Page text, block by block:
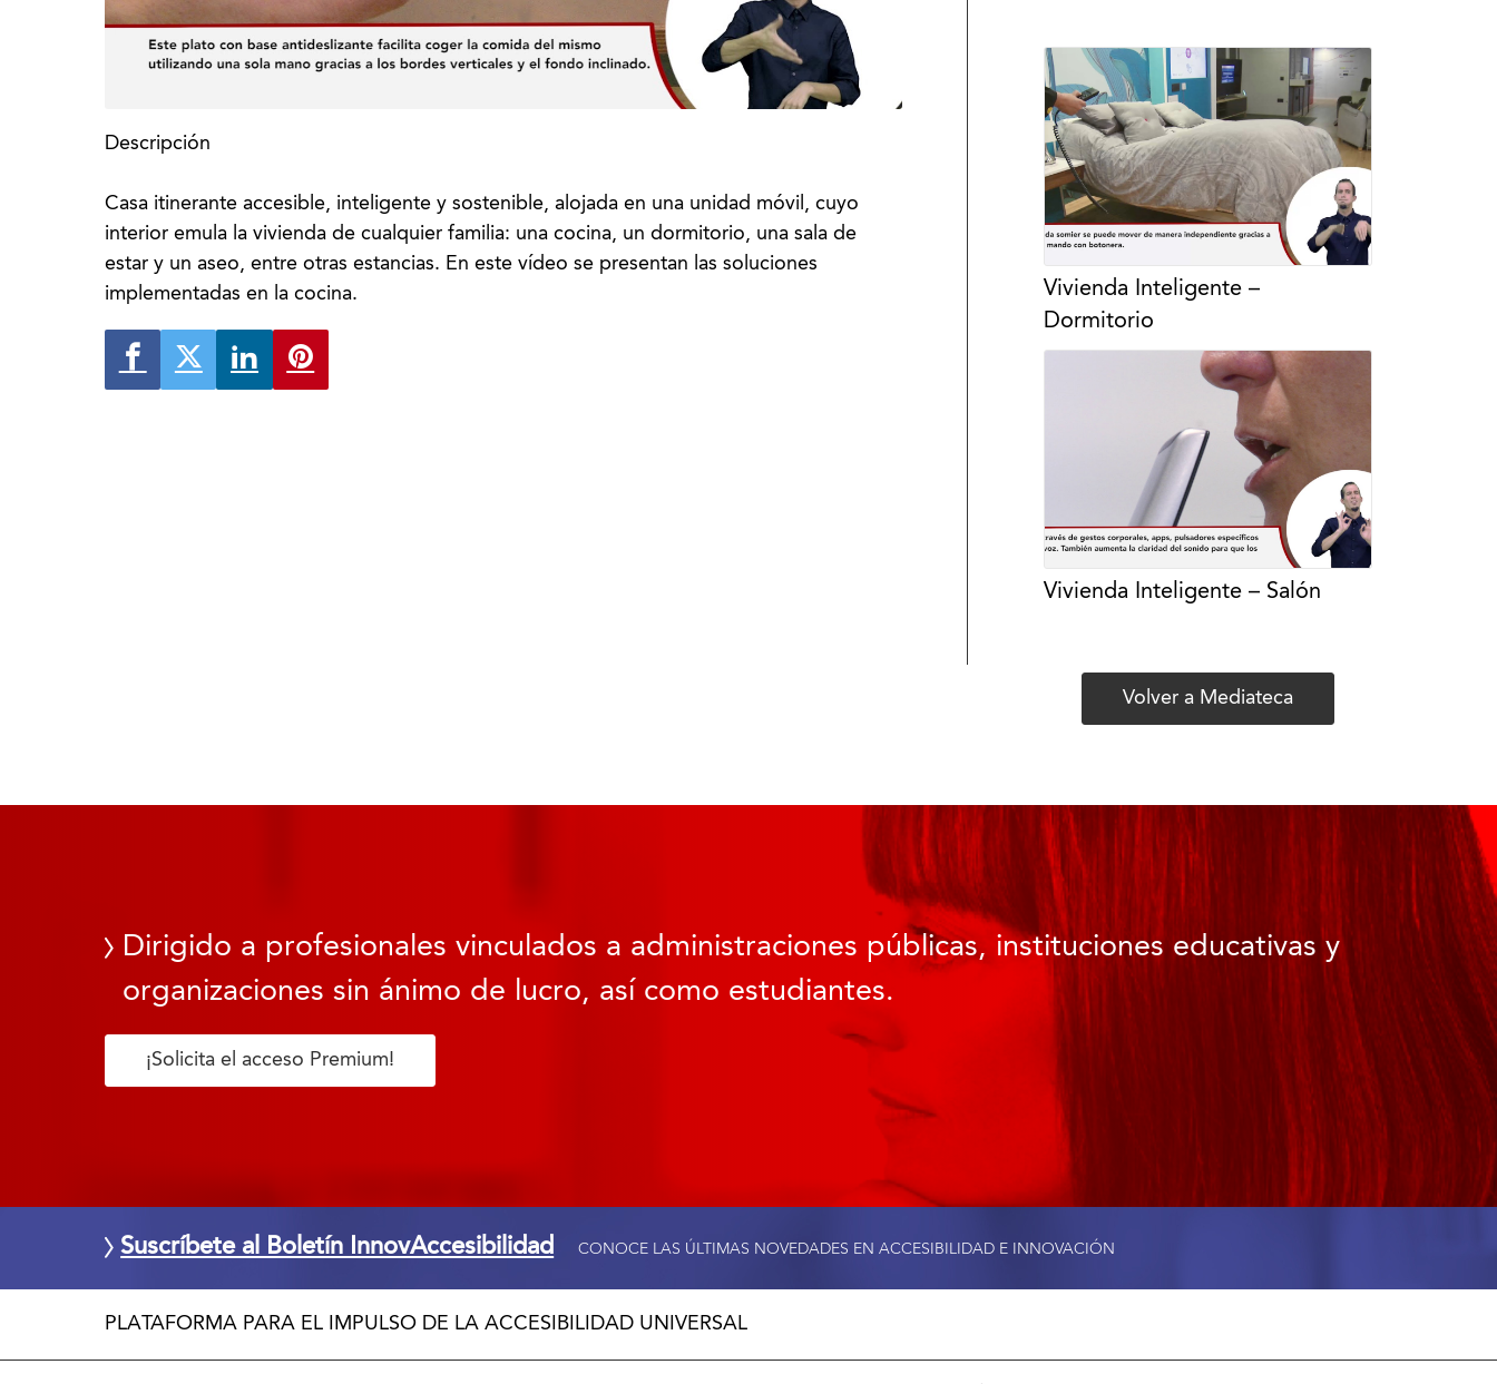
Descripción
Casa itinerante accesible, inteligente y sostenible, alojada en una unidad móvil, cuyo
interior emula la vivienda de cualquier familia: una cocina, un dormitorio, una sala de
estar y un aseo, entre otras estancias. En este vídeo se presentan las soluciones
implementadas en la cocina.
Vivienda Inteligente –
Dormitorio
Vivienda Inteligente – Salón
Volver a Mediateca
Dirigido a profesionales vinculados a administraciones públicas, instituciones educativas y
organizaciones sin ánimo de lucro, así como estudiantes.
¡Solicita el acceso Premium!
Suscríbete al Boletín InnovAccesibilidad CONOCE LAS ÚLTIMAS NOVEDADES EN ACCESIBILIDAD E INNOVACIÓN
PLATAFORMA PARA EL IMPULSO DE LA ACCESIBILIDAD UNIVERSAL